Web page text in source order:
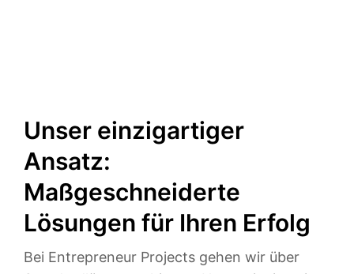
Unser einzigartiger
Ansatz:
Maßgeschneiderte
Lösungen für Ihren Erfolg
Bei Entrepreneur Projects gehen wir über